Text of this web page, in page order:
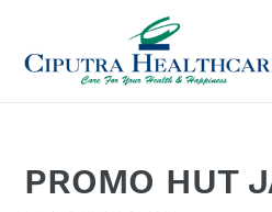
content
PROMO HUT